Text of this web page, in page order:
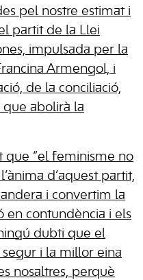
pel nostre estimat i
partit de la Llei
impulsada per la
Armengol, i
de la conciliació,
que abolirà la
que “el feminisme no
d’aquest partit,
i convertim la
en contundència i els
dubti que el
segur i la millor eina
nosaltres, perquè